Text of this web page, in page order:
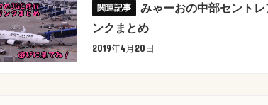
みゃーおの中部セント
ンクまとめ
2019年4月20日